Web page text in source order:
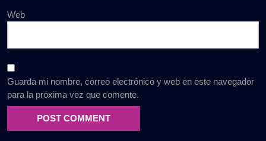
Web
Guarda mi nombre, correo electrónico y web en este navegador
para la próxima vez que comente.